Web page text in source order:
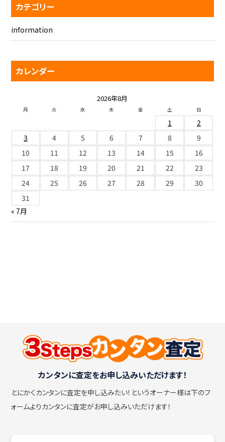
カテゴリー
information
カレンダー
2026年8月
月 火 水 木 金 土 日
1
2
3
4 5 6 7 8
9
10
11 12 13 14 15
16
17
18 19 20 21 22
23
24
25 26 27 28 29
30
31
« 7月
カンタンに査定をお申し込みいただけます！
とにかくカンタンに査定を申し込みたい！ というオーナー様は下のフ
ォームよりカンタンに査定がお申し込みいただけます！